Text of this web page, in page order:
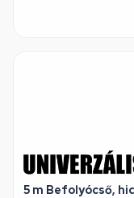
5 m Befolyócső,